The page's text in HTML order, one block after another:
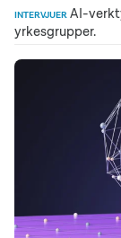
INTERVJUER AI-
yrkesgrupper.